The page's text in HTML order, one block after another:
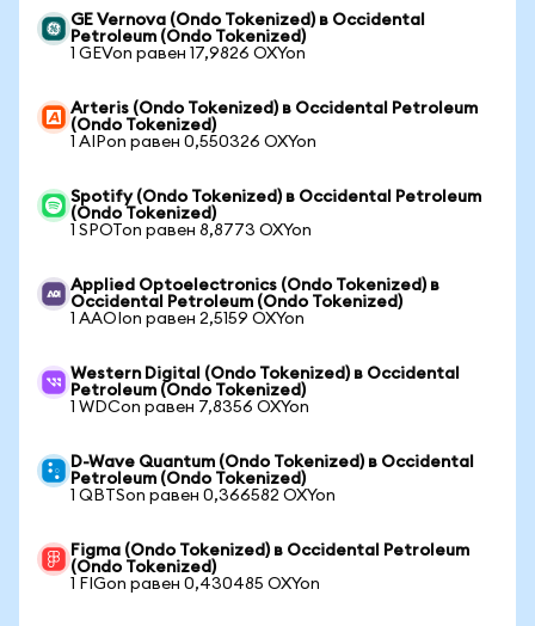
GE Vernova (Ondo Tokenized) в Occidental
Petroleum (Ondo Tokenized)
1 GEVon равен 17,9826 OXYon
Arteris (Ondo Tokenized) в Occidental Petroleum
(Ondo Tokenized)
1 AIPon равен 0,550326 OXYon
Spotify (Ondo Tokenized) в Occidental Petroleum
(Ondo Tokenized)
1 SPOTon равен 8,8773 OXYon
Applied Optoelectronics (Ondo Tokenized) в
Occidental Petroleum (Ondo Tokenized)
1 AAOIon равен 2,5159 OXYon
Western Digital (Ondo Tokenized) в Occidental
Petroleum (Ondo Tokenized)
1 WDCon равен 7,8356 OXYon
D-Wave Quantum (Ondo Tokenized) в Occidental
Petroleum (Ondo Tokenized)
1 QBTSon равен 0,366582 OXYon
Figma (Ondo Tokenized) в Occidental Petroleum
(Ondo Tokenized)
1 FIGon равен 0,430485 OXYon